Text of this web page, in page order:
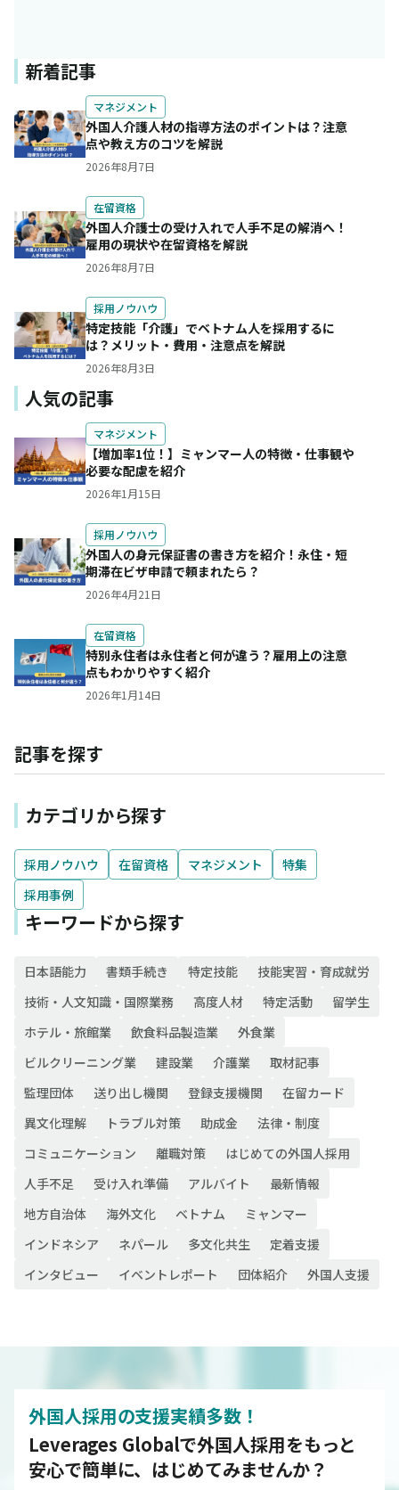
新着記事
マネジメント
外国人介護人材の指導方法のポイントは？注意
点や教え方のコツを解説
2026年8月7日
在留資格
外国人介護士の受け入れで人手不足の解消へ！
雇用の現状や在留資格を解説
2026年8月7日
採用ノウハウ
特定技能「介護」でベトナム人を採用するに
は？メリット・費用・注意点を解説
2026年8月3日
人気の記事
マネジメント
【増加率1位！】ミャンマー人の特徴・仕事観や
必要な配慮を紹介
2026年1月15日
採用ノウハウ
外国人の身元保証書の書き方を紹介！永住・短
期滞在ビザ申請で頼まれたら？
2026年4月21日
在留資格
特別永住者は永住者と何が違う？雇用上の注意
点もわかりやすく紹介
2026年1月14日
記事を探す
カテゴリから探す
採用ノウハウ 在留資格 マネジメント
特集
採用事例
キーワードから探す
日本語能力 書類手続き 特定技能
技能実習・育成就労
技術・人文知識・国際業務
高度人材 特定活動
留学生
ホテル・旅館業
飲食料品製造業
外食業
ビルクリーニング業
建設業 介護業
取材記事
監理団体
送り出し機関 登録支援機関
在留カード
異文化理解
トラブル対策 助成金
法律・制度
コミュニケーション
離職対策
はじめての外国人採用
人手不足
受け入れ準備 アルバイト
最新情報
地方自治体
海外文化 ベトナム
ミャンマー
インドネシア
ネパール 多文化共生
定着支援
インタビュー
イベントレポート 団体紹介 外国人支援
外国人採用の支援実績多数！
Leverages Globalで外国人採用をもっと
安心で簡単に、はじめてみませんか？